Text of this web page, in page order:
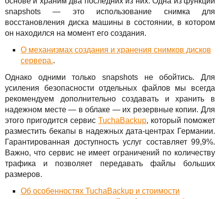
snapshots — это использование снимка для
восстановления диска машины в состоянии, в котором
он находился на момент его создания.
О механизмах создания и хранения снимков дисков
сервера..
Однако одними только snapshots не обойтись. Для
усиления безопасности отдельных файлов мы всегда
рекомендуем дополнительно создавать и хранить в
надежном месте — в облаке — их резервные копии. Для
этого пригодится сервис TuchaBackup, который поможет
разместить бекапы в надежных дата-центрах Германии.
Гарантированная доступность услуг составляет 99,9%.
Важно, что сервис не имеет ограничений по количеству
трафика и позволяет передавать файлы больших
размеров.
Об особенностях TuchaBackup и стоимости